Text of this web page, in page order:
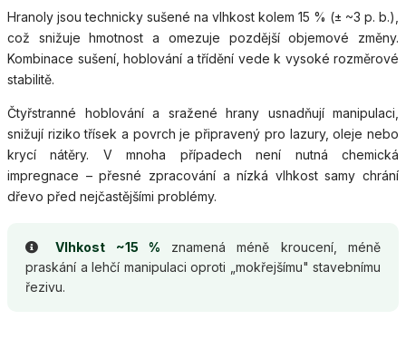
Hranoly jsou technicky sušené na vlhkost kolem 15 % (± ~3 p. b.),
což snižuje hmotnost a omezuje pozdější objemové změny.
Kombinace sušení, hoblování a třídění vede k vysoké rozměrové
stabilitě.
Čtyřstranné hoblování a sražené hrany usnadňují manipulaci,
snižují riziko třísek a povrch je připravený pro lazury, oleje nebo
krycí nátěry. V mnoha případech není nutná chemická
impregnace – přesné zpracování a nízká vlhkost samy chrání
dřevo před nejčastějšími problémy.
Vlhkost ~15 % znamená méně kroucení, méně
praskání a lehčí manipulaci oproti „mokřejšímu" stavebnímu
řezivu.